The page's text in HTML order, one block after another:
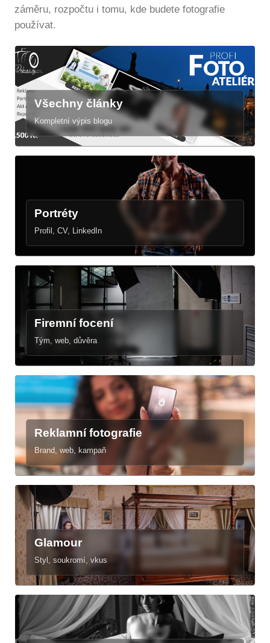
záměru, rozpočtu i tomu, kde budete fotografie
používat.
Všechny články
Kompletní výpis blogu
Portréty
Profil, CV, LinkedIn
Firemní focení
Tým, web, důvěra
Reklamní fotografie
Brand, web, kampaň
Glamour
Styl, soukromí, vkus